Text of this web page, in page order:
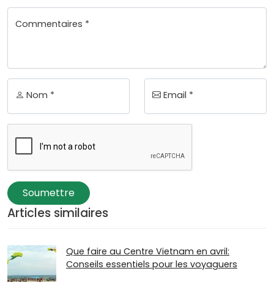
Commentaires *
Nom * Email *
Soumettre
Articles similaires
Que faire au Centre Vietnam en avril:
Conseils essentiels pour les voyaguers